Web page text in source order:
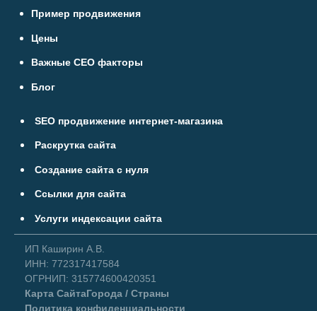
SEO продвижение интернет-магазина
Раскрутка сайта
Создание сайта с нуля
Ссылки для сайта
Услуги индексации сайта
Пример продвижения
Цены
Важные СЕО факторы
Блог
ИП Каширин А.В.
ИНН: 772317417584
ОГРНИП: 315774600420351
Карта СайтаГорода / Страны
Политика конфиденциальности